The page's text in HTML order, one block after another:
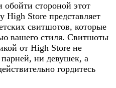
стороной этот
High Store представляет
свитшотов, которые
вашего стиля. Свитшоты
от High Store не
ни девушек, а
гордитесь